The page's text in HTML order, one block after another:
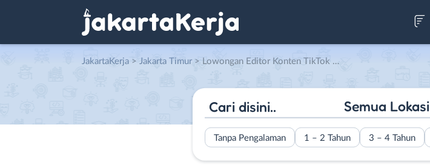
JakartaKerja > Jakarta Timur > Lowongan Editor Konten TikTok + Personal Asisten Kreatif di ION TEAM
Semua Lokasi
Tanpa Pengalaman 1 – 2 Tahun 3 – 4 Tahun